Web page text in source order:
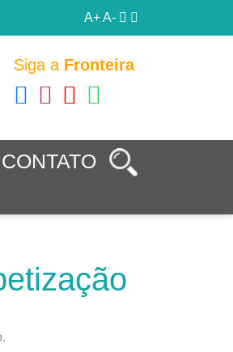
A+A-
Siga a Fronteira
CONTATO